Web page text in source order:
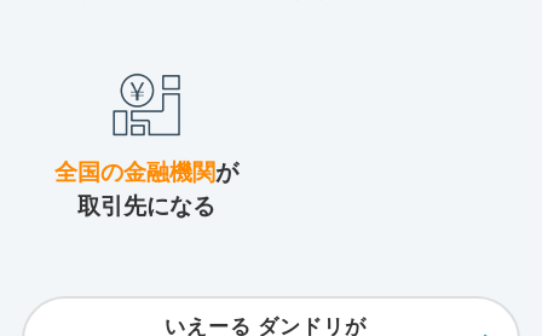
全国の金融機関が
取引先になる
いえーる ダンドリが